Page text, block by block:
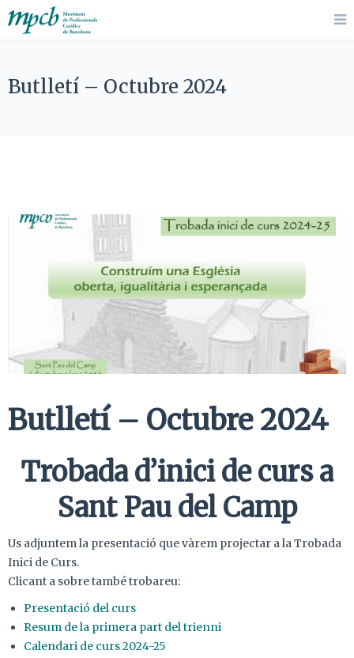
Butlletí – Octubre 2024
Butlletí – Octubre 2024
Trobada d’inici de curs a
Sant Pau del Camp
Us adjuntem la presentació que vàrem projectar a la Trobada
Inici de Curs.
Clicant a sobre també trobareu:
Presentació del curs
Resum de la primera part del trienni
Calendari de curs 2024-25